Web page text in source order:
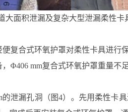
大面积泄漏及复杂大型泄漏柔性卡
复合式环氧护罩对柔性卡具进行
Φ406 mm复合式环氧护罩重量
泄漏孔洞（图4）。先用柔性卡